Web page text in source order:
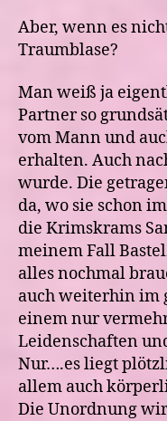
Aber, wenn es
Traumblase?
Man weiß ja
Partner so
vom Mann und
erhalten. Auch
wurde. Die
da, wo sie schon
die Krimskrams
meinem Fall
alles nochmal
auch weiterhin im
einem nur
Leidenschaften
Nur….es liegt
allem auch
Die Unordnung